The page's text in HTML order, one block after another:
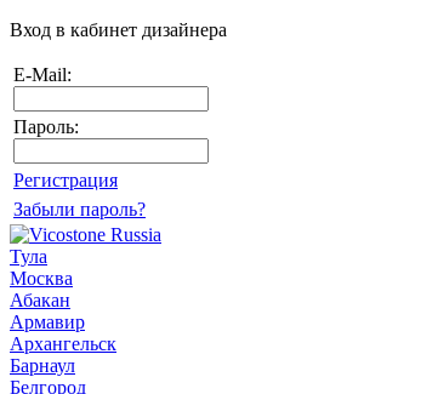
Вход в кабинет дизайнера
E-Mail:
Пароль:
Регистрация
Забыли пароль?
Тула
Москва
Абакан
Армавир
Архангельск
Барнаул
Белгород